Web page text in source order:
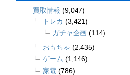
買取情報 (9,047)
トレカ (3,421)
ガチャ企画 (114)
おもちゃ (2,435)
ゲーム (1,146)
家電 (786)